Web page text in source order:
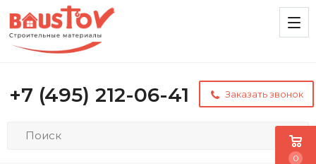
+7 (495) 212-06-41 Заказать звонок
0